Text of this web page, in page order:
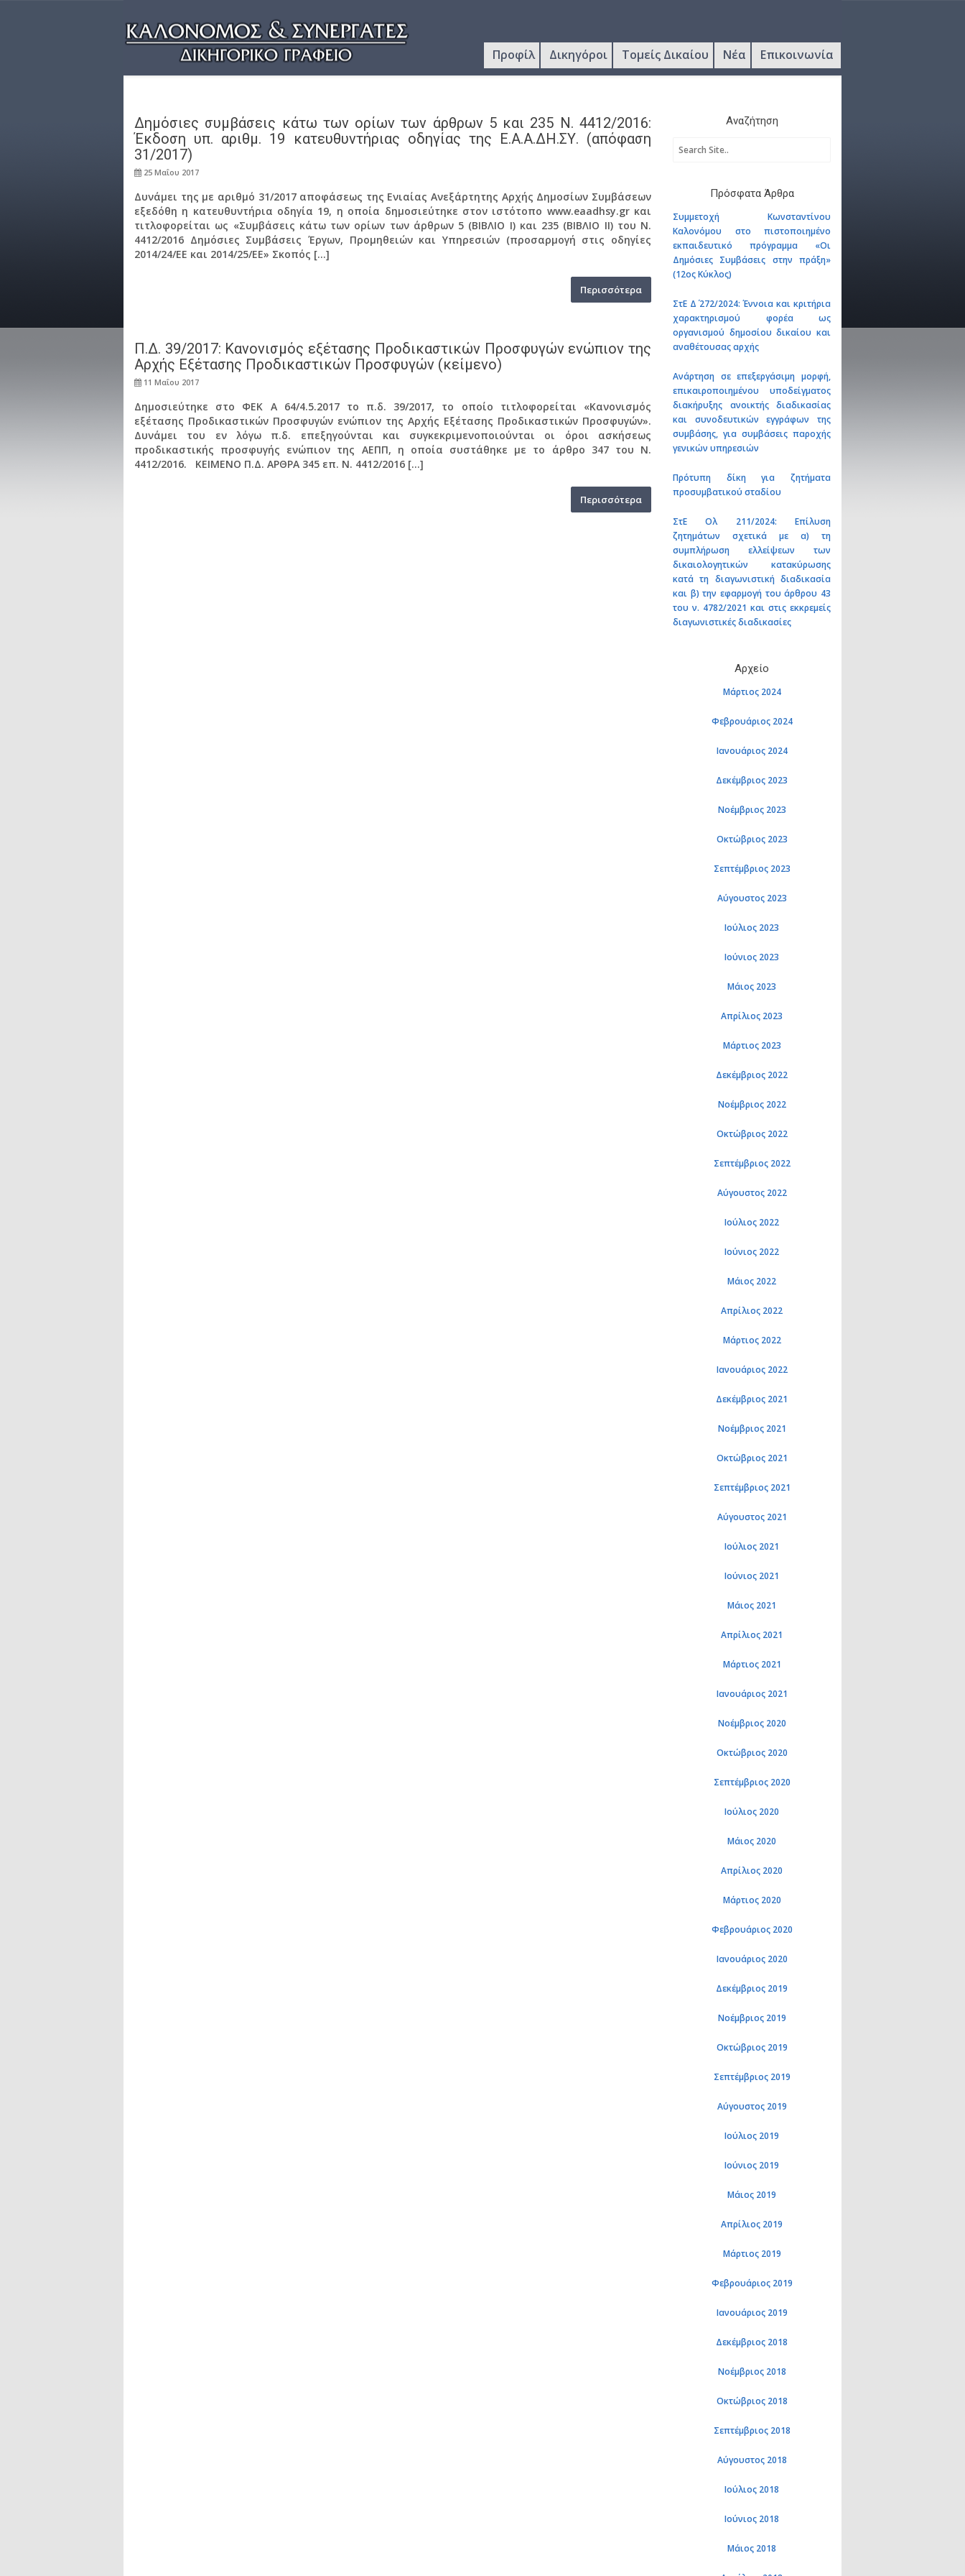
Προφίλ Δικηγόροι Τομείς Δικαίου Νέα Επικοινωνία
Δημόσιες συμβάσεις κάτω των ορίων των άρθρων 5 και 235 Ν. 4412/2016:
Έκδοση υπ. αριθμ. 19 κατευθυντήριας οδηγίας της Ε.Α.Α.ΔΗ.ΣΥ. (απόφαση
31/2017)
25 Μαΐου 2017
Δυνάμει της με αριθμό 31/2017 αποφάσεως της Ενιαίας Ανεξάρτητης Αρχής Δημοσίων Συμβάσεων
εξεδόθη η κατευθυντήρια οδηγία 19, η οποία δημοσιεύτηκε στον ιστότοπο www.eaadhsy.gr και
τιτλοφορείται ως «Συμβάσεις κάτω των ορίων των άρθρων 5 (ΒΙΒΛΙΟ Ι) και 235 (ΒΙΒΛΙΟ ΙΙ) του Ν.
4412/2016 Δημόσιες Συμβάσεις Έργων, Προμηθειών και Υπηρεσιών (προσαρμογή στις οδηγίες
2014/24/ΕΕ και 2014/25/ΕΕ» Σκοπός […]
Περισσότερα
Π.Δ. 39/2017: Κανονισμός εξέτασης Προδικαστικών Προσφυγών ενώπιον της
Αρχής Εξέτασης Προδικαστικών Προσφυγών (κείμενο)
11 Μαΐου 2017
Δημοσιεύτηκε στο ΦΕΚ Α 64/4.5.2017 το π.δ. 39/2017, το οποίο τιτλοφορείται «Κανονισμός
εξέτασης Προδικαστικών Προσφυγών ενώπιον της Αρχής Εξέτασης Προδικαστικών Προσφυγών».
Δυνάμει του εν λόγω π.δ. επεξηγούνται και συγκεκριμενοποιούνται οι όροι ασκήσεως
προδικαστικής προσφυγής ενώπιον της ΑΕΠΠ, η οποία συστάθηκε με το άρθρο 347 του Ν.
4412/2016. ΚΕΙΜΕΝΟ Π.Δ. ΑΡΘΡΑ 345 επ. Ν. 4412/2016 […]
Περισσότερα
Αναζήτηση
Πρόσφατα Άρθρα
Συμμετοχή Κωνσταντίνου
Καλονόμου στο πιστοποιημένο
εκπαιδευτικό πρόγραμμα «Οι
Δημόσιες Συμβάσεις στην πράξη»
(12ος Κύκλος)
ΣτΕ Δ΄ 272/2024: Έννοια και κριτήρια
χαρακτηρισμού φορέα ως
οργανισμού δημοσίου δικαίου και
αναθέτουσας αρχής
Ανάρτηση σε επεξεργάσιμη μορφή,
επικαιροποιημένου υποδείγματος
διακήρυξης ανοικτής διαδικασίας
και συνοδευτικών εγγράφων της
συμβάσης, για συμβάσεις παροχής
γενικών υπηρεσιών
Πρότυπη δίκη για ζητήματα
προσυμβατικού σταδίου
ΣτΕ Ολ 211/2024: Επίλυση
ζητημάτων σχετικά με α) τη
συμπλήρωση ελλείψεων των
δικαιολογητικών κατακύρωσης
κατά τη διαγωνιστική διαδικασία
και β) την εφαρμογή του άρθρου 43
του ν. 4782/2021 και στις εκκρεμείς
διαγωνιστικές διαδικασίες
Αρχείο
Μάρτιος 2024
Φεβρουάριος 2024
Ιανουάριος 2024
Δεκέμβριος 2023
Νοέμβριος 2023
Οκτώβριος 2023
Σεπτέμβριος 2023
Αύγουστος 2023
Ιούλιος 2023
Ιούνιος 2023
Μάιος 2023
Απρίλιος 2023
Μάρτιος 2023
Δεκέμβριος 2022
Νοέμβριος 2022
Οκτώβριος 2022
Σεπτέμβριος 2022
Αύγουστος 2022
Ιούλιος 2022
Ιούνιος 2022
Μάιος 2022
Απρίλιος 2022
Μάρτιος 2022
Ιανουάριος 2022
Δεκέμβριος 2021
Νοέμβριος 2021
Οκτώβριος 2021
Σεπτέμβριος 2021
Αύγουστος 2021
Ιούλιος 2021
Ιούνιος 2021
Μάιος 2021
Απρίλιος 2021
Μάρτιος 2021
Ιανουάριος 2021
Νοέμβριος 2020
Οκτώβριος 2020
Σεπτέμβριος 2020
Ιούλιος 2020
Μάιος 2020
Απρίλιος 2020
Μάρτιος 2020
Φεβρουάριος 2020
Ιανουάριος 2020
Δεκέμβριος 2019
Νοέμβριος 2019
Οκτώβριος 2019
Σεπτέμβριος 2019
Αύγουστος 2019
Ιούλιος 2019
Ιούνιος 2019
Μάιος 2019
Απρίλιος 2019
Μάρτιος 2019
Φεβρουάριος 2019
Ιανουάριος 2019
Δεκέμβριος 2018
Νοέμβριος 2018
Οκτώβριος 2018
Σεπτέμβριος 2018
Αύγουστος 2018
Ιούλιος 2018
Ιούνιος 2018
Μάιος 2018